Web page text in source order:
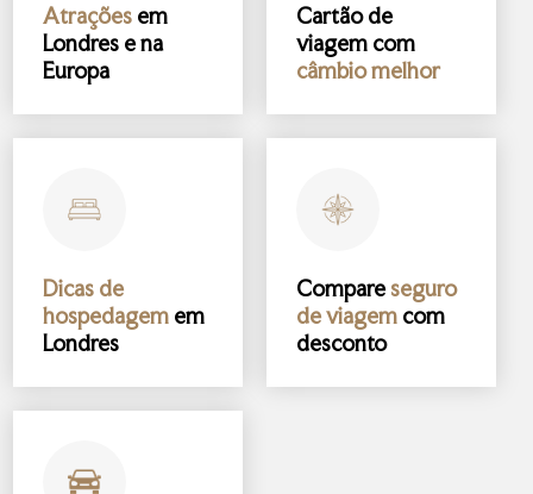
Atrações em
Londres e na
Europa
Cartão de
viagem com
câmbio melhor
Dicas de
hospedagem em
Londres
Compareseguro
de viagem com
desconto